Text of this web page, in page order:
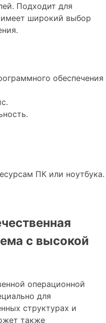
Подходит для
широкий выбор
обеспечения
ПК или ноутбука.
с высокой
операционной
для
структурах и
также